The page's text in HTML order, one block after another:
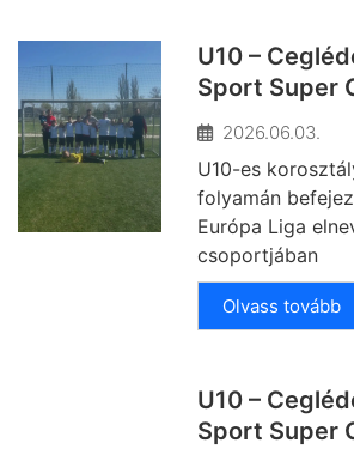
U10 –
Sport Super
2026.06.03.
U10-es
folyamán
Európa Liga
csoportjában
Olvass tovább
U10 –
Sport Super